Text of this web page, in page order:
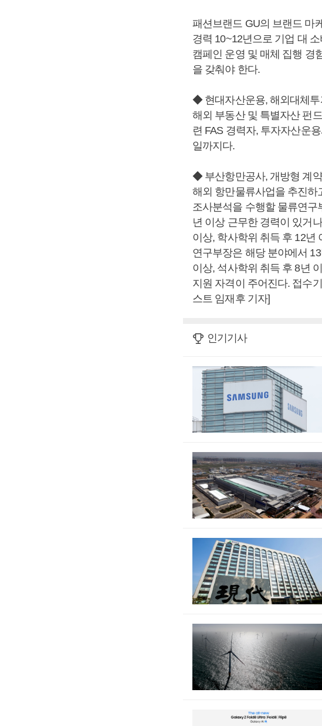
패션브랜드 GU의 브랜드 마
경력 10~12년으로 기업 대
캠페인 운영 및 매체 집행 경
을 갖춰야 한다.
◆ 현대자산운용, 해외대체투
해외 부동산 및 특별자산 펀
련 FAS 경력자, 투자자산운
일까지다.
◆ 부산항만공사, 개방형 계
해외 항만물류사업을 추진하
조사분석을 수행할 물류연
년 이상 근무한 경력이 있거
이상, 학사학위 취득 후 12년
연구부장은 해당 분야에서
이상, 석사학위 취득 후 8년
지원 자격이 주어진다. 접수
스트 임재후 기자]
인기기사